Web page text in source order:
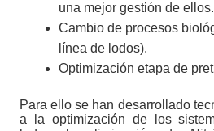
una mejor gestión de ellos.
Cambio de procesos
línea de lodos).
Optimización etapa de
Para ello se han desarrollado
a la optimización de los